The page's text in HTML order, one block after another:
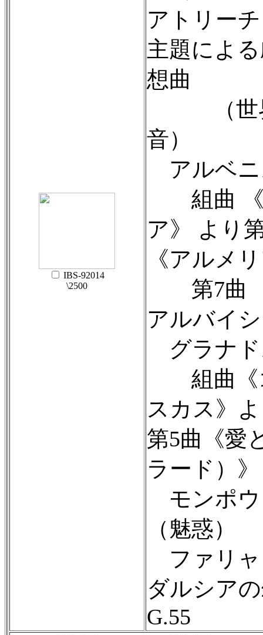
IBS-92014
\2500
アトリー
主題によ
想曲
（世
音）
アルベニ
組曲 《
ア》 より
《アルメ
第7曲
アルバイ
グラナド
組曲《
スカス》
第5曲《愛
ラード）》
モンポウ
（魅惑）
ファリャ
ダルシア
G.55